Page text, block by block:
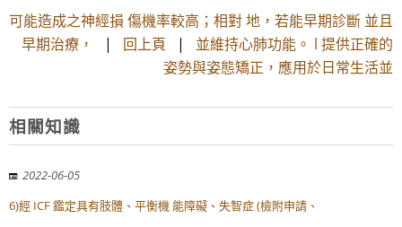
可能造成之神經損 傷機率較高；相對 地，若能早期診斷 並且
早期治療，
| 回上頁 | 並維持心肺功能。 l 提供正確的
姿勢與姿態矯正，應用於日常生活並
相關知識
2022-06-05
6)經 ICF 鑑定具有肢體、平衡機 能障礙、失智症 (檢附申請、